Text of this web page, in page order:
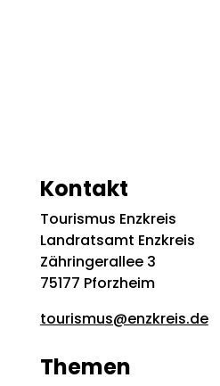
Kontakt
Tourismus Enzkreis
Landratsamt Enzkreis
Zähringerallee 3
75177 Pforzheim
tourismus@enzkreis.de
Themen